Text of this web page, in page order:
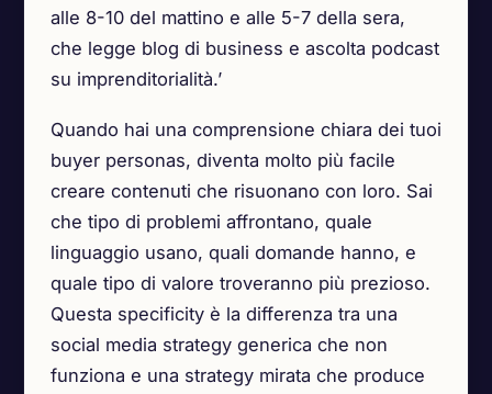
alle 8-10 del mattino e alle 5-7 della sera,
che legge blog di business e ascolta podcast
su imprenditorialità.’
Quando hai una comprensione chiara dei tuoi
buyer personas, diventa molto più facile
creare contenuti che risuonano con loro. Sai
che tipo di problemi affrontano, quale
linguaggio usano, quali domande hanno, e
quale tipo di valore troveranno più prezioso.
Questa specificity è la differenza tra una
social media strategy generica che non
funziona e una strategy mirata che produce